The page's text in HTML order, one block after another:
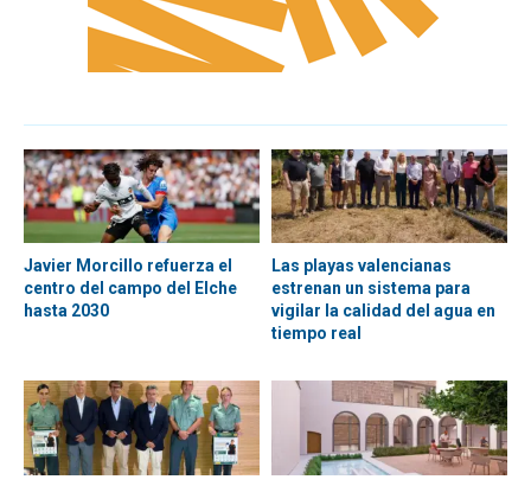
Javier Morcillo refuerza el
centro del campo del Elche
hasta 2030
Las playas valencianas
estrenan un sistema para
vigilar la calidad del agua en
tiempo real